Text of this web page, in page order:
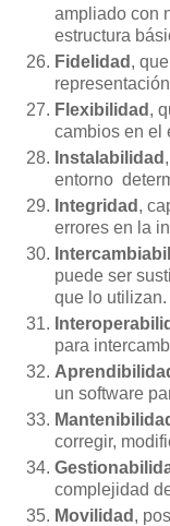
ampliado con
estructura
Fidelidad ,
Flexibilidad ,
cambios en el
Instalabilidad
entorno
Integridad ,
errores en la
puede ser
que lo utilizan.
para
un software
corregir,
complejidad
Movilidad ,